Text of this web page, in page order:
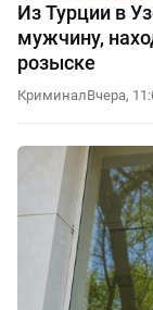
Из Турции в
мужчину,
розыске
КриминалВчера,